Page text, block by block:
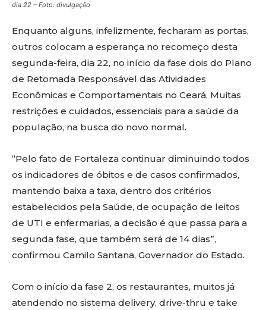
dia 22 – Foto: divulgação
Enquanto alguns, infelizmente, fecharam as portas,
outros colocam a esperança no recomeço desta
segunda-feira, dia 22, no início da fase dois do Plano
de Retomada Responsável das Atividades
Econômicas e Comportamentais no Ceará. Muitas
restrições e cuidados, essenciais para a saúde da
população, na busca do novo normal.
“Pelo fato de Fortaleza continuar diminuindo todos
os indicadores de óbitos e de casos confirmados,
mantendo baixa a taxa, dentro dos critérios
estabelecidos pela Saúde, de ocupação de leitos
de UTI e enfermarias, a decisão é que passa para a
segunda fase, que também será de 14 dias”,
confirmou Camilo Santana, Governador do Estado.
Com o início da fase 2, os restaurantes, muitos já
atendendo no sistema delivery, drive-thru e take